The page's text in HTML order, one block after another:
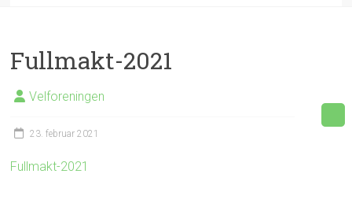
Fullmakt-2021
Velforeningen
23. februar 2021
Fullmakt-2021